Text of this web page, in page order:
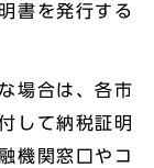
書を発行する
場合は、各市
して納税証明
機関窓口やコ